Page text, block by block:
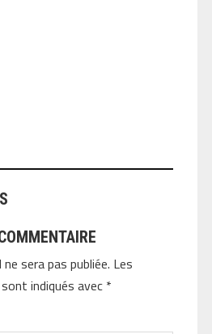
sera pas publiée. Les
indiqués avec *